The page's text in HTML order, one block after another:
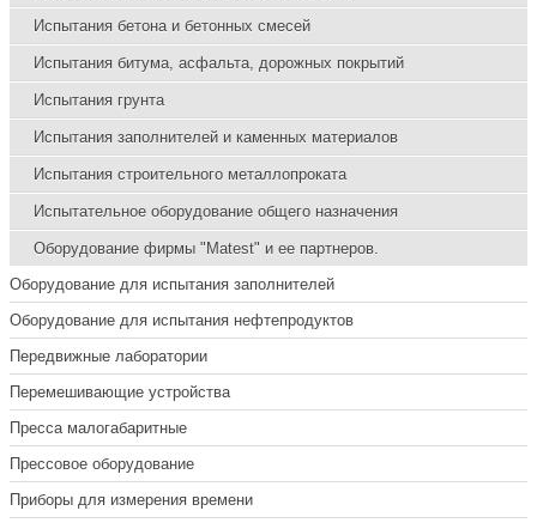
Испытания бетона и бетонных смесей
Испытания битума, асфальта, дорожных покрытий
Испытания грунта
Испытания заполнителей и каменных материалов
Испытания строительного металлопроката
Испытательное оборудование общего назначения
Оборудование фирмы "Matest" и ее партнеров.
Оборудование для испытания заполнителей
Оборудование для испытания нефтепродуктов
Передвижные лаборатории
Перемешивающие устройства
Пресса малогабаритные
Прессовое оборудование
Приборы для измерения времени